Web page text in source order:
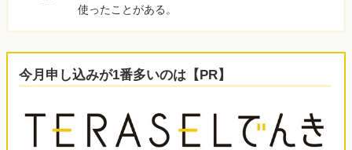
使ったことがある。
今月申し込みが1番多いのは【PR】